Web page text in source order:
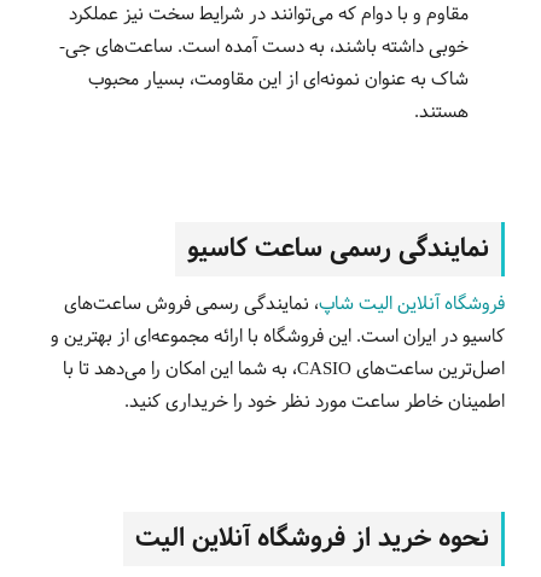
مقاوم و با دوام که می‌توانند در شرایط سخت نیز عملکرد
خوبی داشته باشند، به دست آمده است. ساعت‌های جی-
شاک به عنوان نمونه‌ای از این مقاومت، بسیار محبوب
هستند.
نمایندگی رسمی ساعت کاسیو
فروشگاه آنلاین الیت شاپ، نمایندگی رسمی فروش ساعت‌های
کاسیو در ایران است. این فروشگاه با ارائه مجموعه‌ای از بهترین و
اصل‌ترین ساعت‌های CASIO، به شما این امکان را می‌دهد تا با
اطمینان خاطر ساعت مورد نظر خود را خریداری کنید.
نحوه خرید از فروشگاه آنلاین الیت